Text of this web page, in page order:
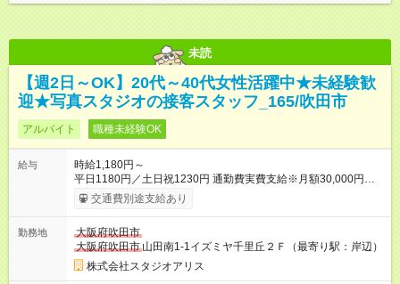
未読
【週2日～OK】20代～40代女性活躍中★未経験歓
迎★写真スタジオの接客スタッフ_165/吹田市
アルバイト 職種未経験OK
給与
時給1,180円～
平日1180円／土日祝1230円 通勤費実費支給※月額30,000円まで
■弊社の準社員へステップアップすると時給30円UP!!■ 準社員
とは… ・開店又は閉店作業が可能な方で1週間で24時間以上
格し、社内資格を有すると時給100円以上アップ！～ 【試用期
間】試用期間あり 試用期間の長さ：3ヶ月 雇用形態、給与は本
採用時と同じです。
交通費別途支給あり
勤務地
大阪府吹田市
大阪府吹田市 山田南1-1イズミヤ千里丘２Ｆ（最寄り駅：岸辺）
株式会社スタジオアリス